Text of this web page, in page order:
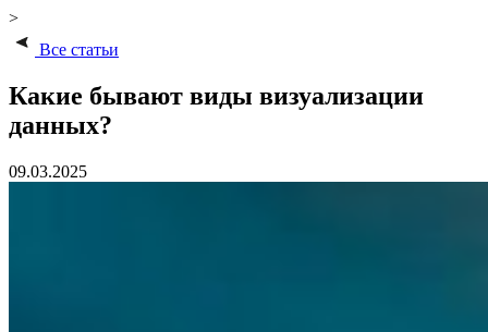
>
Все статьи
Какие бывают виды визуализации
данных?
09.03.2025